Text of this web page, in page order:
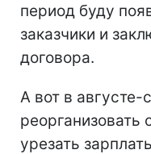
период буду
заказчики и
договора.
А вот в августе-
реорганизовать
урезать